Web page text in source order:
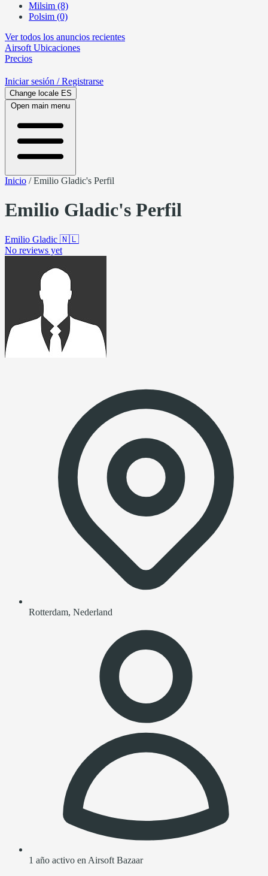
Milsim (8)
Polsim (0)
Ver todos los anuncios recientes
Airsoft Ubicaciones
Precios
Iniciar sesión / Registrarse
Change locale ES
Open main menu
Inicio /Emilio Gladic's Perfil
Emilio Gladic's Perfil
Emilio Gladic 🇳🇱
No reviews yet
Rotterdam, Nederland
1 año activo en Airsoft Bazaar